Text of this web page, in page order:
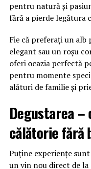
pentru natură și
fără a pierde legătura
Fie că preferați un alb
elegant sau un roșu
oferi ocazia perfectă
pentru momente
alături de familie și
Degustarea –
călătorie fără
Puține experiențe
un vin nou direct de